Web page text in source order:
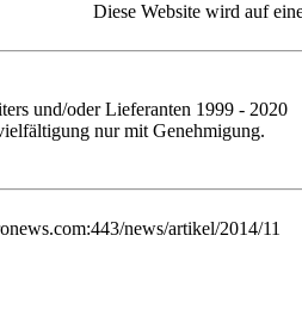
Diese Website wird auf
und/oder Lieferanten 1999 - 2020
nur mit Genehmigung.
news/artikel/2014/11